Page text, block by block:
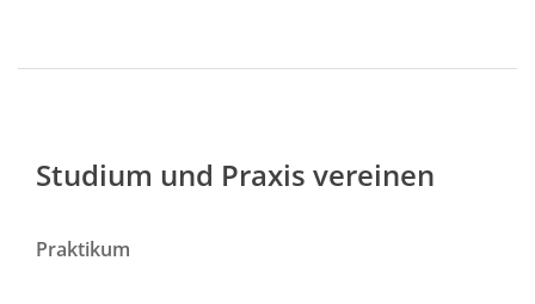
Studium und Praxis vereinen
Praktikum